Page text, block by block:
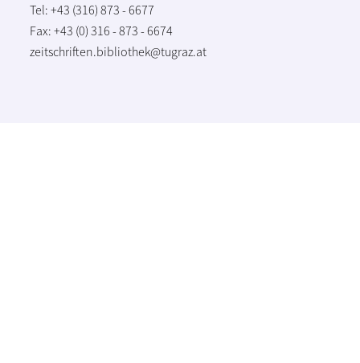
Tel: +43 (316) 873 - 6677
Fax: +43 (0) 316 - 873 - 6674
zeitschriften.bibliothek@tugraz.at